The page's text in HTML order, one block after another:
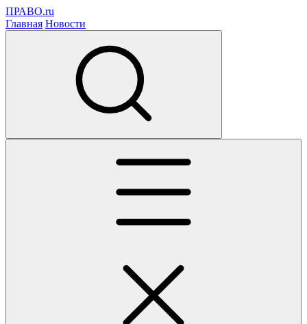
ПРАВО.ru
Главная Новости